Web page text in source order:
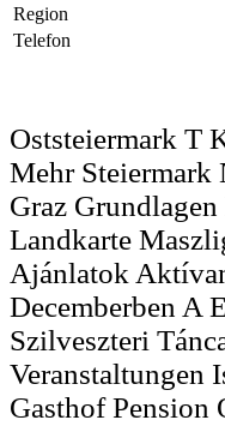
Region
Telefon
Oststeiermark T
Mehr Steiermark
Graz
Landkarte
Ajánlatok
Decemberben A
Szilveszteri
Veranstaltungen
Gasthof Pension